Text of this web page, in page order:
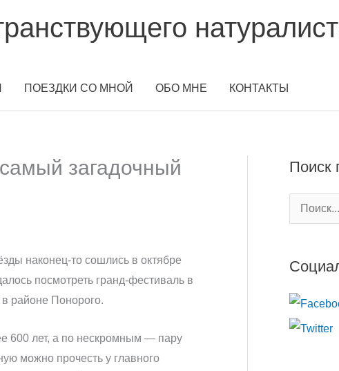
ПОЕЗДКИ СО МНОЙ ОБО МНЕ КОНТАКТЫ
загадочный
наконец-то сошлись в октябре
посмотреть гранд-фестиваль в
районе Понорого.
600 лет, а по нескромным — пару
можно прочесть у главного
Поиск
о
с
к